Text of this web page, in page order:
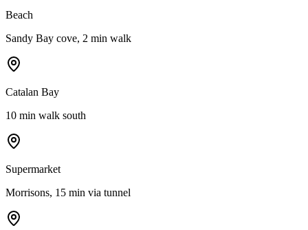
Beach
Sandy Bay cove, 2 min walk
Catalan Bay
10 min walk south
Supermarket
Morrisons, 15 min via tunnel